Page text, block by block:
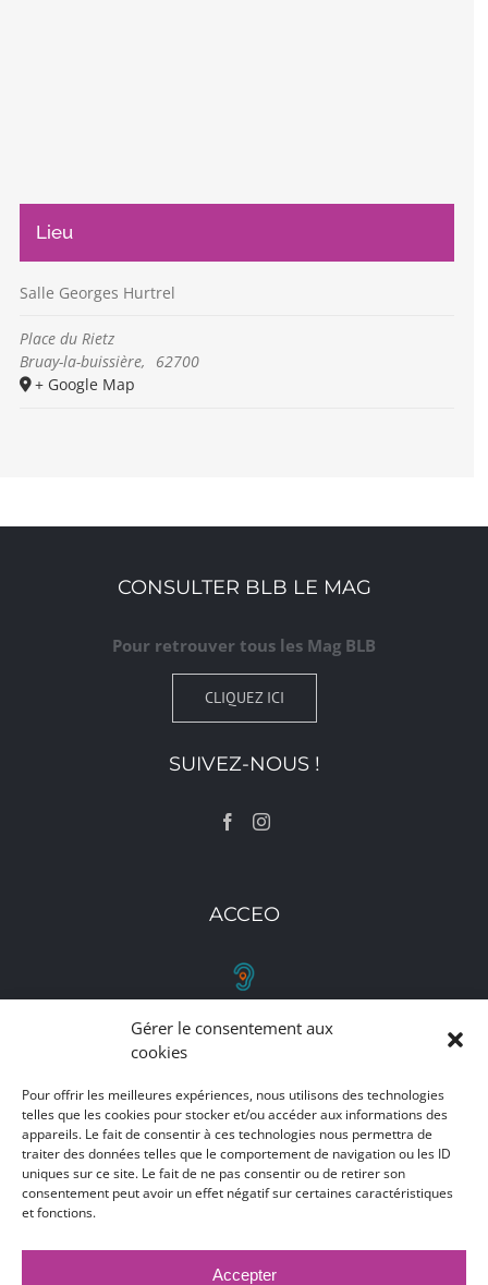
Gérer le consentement aux
cookies
Pour offrir les meilleures expériences, nous utilisons des technologies
telles que les cookies pour stocker et/ou accéder aux informations des
appareils. Le fait de consentir à ces technologies nous permettra de
traiter des données telles que le comportement de navigation ou les ID
uniques sur ce site. Le fait de ne pas consentir ou de retirer son
consentement peut avoir un effet négatif sur certaines caractéristiques
et fonctions.
Accepter
Lieu
Salle Georges Hurtrel
Place du Rietz
Bruay-la-buissière,
62700
+ Google Map
CONSULTER BLB LE MAG
Pour retrouver tous les Mag BLB
CLIQUEZ ICI
SUIVEZ-NOUS !
ACCEO
RETROUVEZ-NOUS
Toutes nos adresses, coordonnées et horaires
d'ouverture
CLIQUEZ ICI